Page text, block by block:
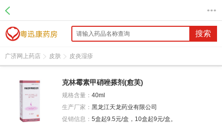
搜索
广济网上药店 皮肤 皮炎湿疹
克林霉素甲硝唑搽剂(愈芙)
规格含量： 40ml
生产厂家： 黑龙江天龙药业有限公司
促销信息： 5盒起9.5元/盒，10盒起9元/盒。